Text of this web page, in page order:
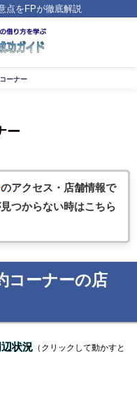
点をFPが徹底解説
ーナー
ー
のアクセス・店舗情報で
つからない時はこちら
コーナーの店
状況 （クリックして動かすと